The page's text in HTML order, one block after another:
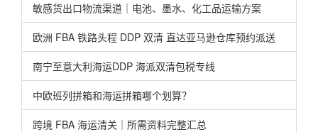
敏感货出口物流渠道｜电池、墨水、化工品运输方案
欧洲 FBA 铁路头程 DDP 双清 直达亚马逊仓库预约派送
南宁至意大利海运DDP 海派双清包税专线
中欧班列拼箱和海运拼箱哪个划算？
跨境 FBA 海运清关｜所需资料完整汇总